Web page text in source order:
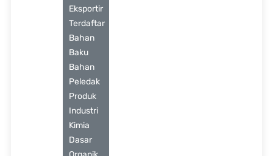
Eksportir
Terdaftar
Bahan
Baku
Bahan
Peledak
Produk
Industri
Kimia
Dasar